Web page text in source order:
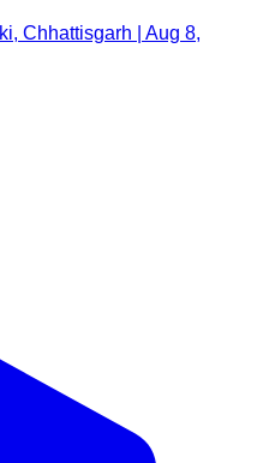
Chhattisgarh | Aug 8,